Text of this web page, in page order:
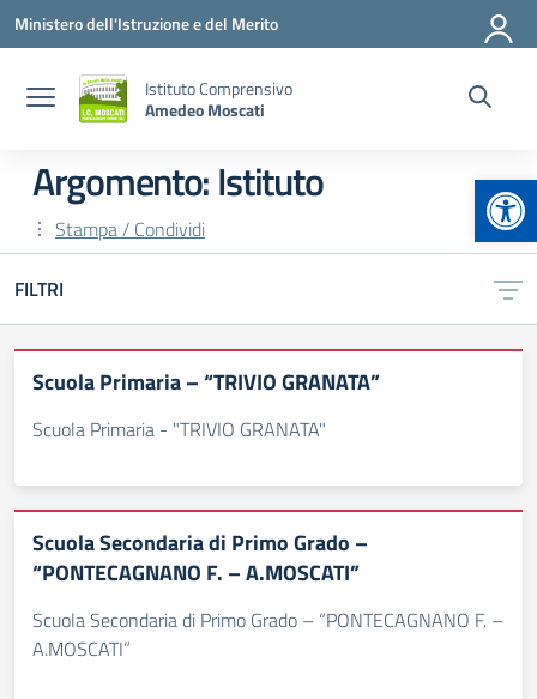
Vai ai contenuti
Vai al menu di navigazione
Vai al footer
Ministero dell'Istruzione e del Merito
Istituto Comprensivo
Amedeo Moscati
Argomento: Istituto
Stampa / Condividi
FILTRI
Scuola Primaria – “TRIVIO GRANATA”
Scuola Primaria - "TRIVIO GRANATA"
Scuola Secondaria di Primo Grado –
“PONTECAGNANO F. – A.MOSCATI”
Scuola Secondaria di Primo Grado – “PONTECAGNANO F. –
A.MOSCATI”